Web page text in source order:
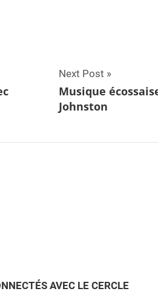
Next Post
Musique
Johnston
AVEC LE CERCLE